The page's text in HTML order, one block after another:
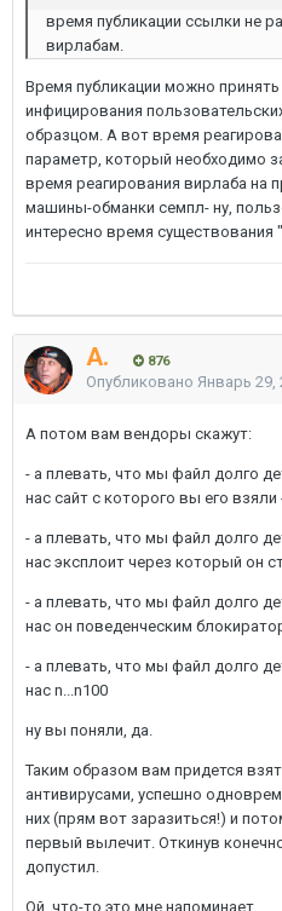
время публикации ссылки не
вирлабам.
Время публикации можно
инфицирования
образцом. А вот время
параметр, который необходимо
время реагирования вирлаба на
машины-обманки семпл- ну,
интересно время существования
A. 876
Опубликовано Январь 29,
А потом вам вендоры скажут:
- а плевать, что мы файл долго
нас сайт с которого вы его
- а плевать, что мы файл долго
нас эксплоит через который он
- а плевать, что мы файл долго
нас он поведенческим
- а плевать, что мы файл долго
нас n...n100
ну вы поняли, да.
Таким образом вам придется
антивирусами, успешно
них (прям вот заразиться!) и
первый вылечит. Откинув
допустил.
Ой, что-то это мне напоминает...